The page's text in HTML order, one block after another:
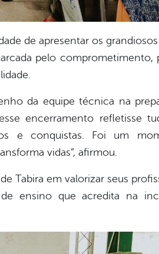
de apresentar os
pelo comprometimento,
da equipe técnica na
encerramento refletisse
e conquistas. Foi um
vidas”, afirmou.
Tabira em valorizar seus
ensino que acredita na